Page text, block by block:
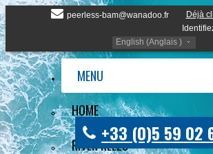
peerless-bam@wanadoo.fr Déjà
English (Anglais )
MENU
HOME
RIVER REELS
+33 (0)5 59 02